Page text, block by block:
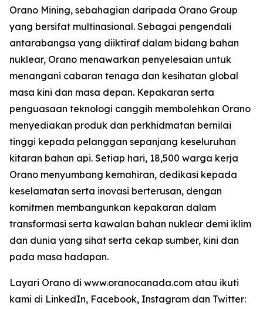
Orano Mining, sebahagian daripada Orano Group
yang bersifat multinasional. Sebagai pengendali
antarabangsa yang diiktiraf dalam bidang bahan
nuklear, Orano menawarkan penyelesaian untuk
menangani cabaran tenaga dan kesihatan global
masa kini dan masa depan. Kepakaran serta
penguasaan teknologi canggih membolehkan Orano
menyediakan produk dan perkhidmatan bernilai
tinggi kepada pelanggan sepanjang keseluruhan
kitaran bahan api. Setiap hari, 18,500 warga kerja
Orano menyumbang kemahiran, dedikasi kepada
keselamatan serta inovasi berterusan, dengan
komitmen membangunkan kepakaran dalam
transformasi serta kawalan bahan nuklear demi iklim
dan dunia yang sihat serta cekap sumber, kini dan
pada masa hadapan.
Layari Orano di www.oranocanada.com atau ikuti
kami di LinkedIn, Facebook, Instagram dan Twitter: